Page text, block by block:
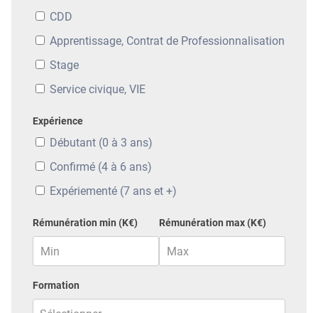
CDD
Apprentissage, Contrat de Professionnalisation
Stage
Service civique, VIE
Expérience
Débutant (0 à 3 ans)
Confirmé (4 à 6 ans)
Expériementé (7 ans et +)
Rémunération min (K€) Rémunération max (K€)
Formation